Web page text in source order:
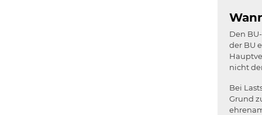
Den
der BU
nicht
Bei
Grund